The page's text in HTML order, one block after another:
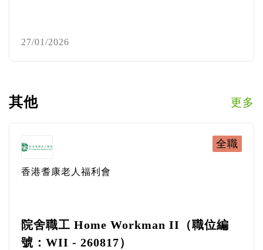
27/01/2026
其他 更多
全職
香港耆康老人福利會
院舍職工 Home Workman II（職位編
號：WII - 260817）